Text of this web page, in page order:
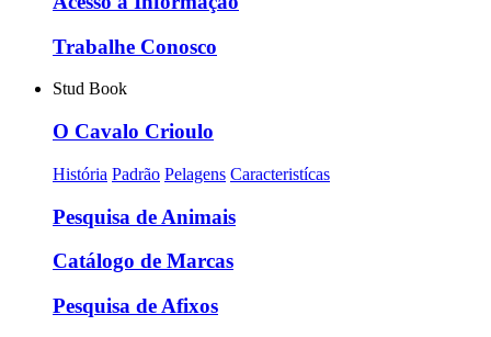
Trabalhe Conosco
Stud Book
O Cavalo Crioulo
História Padrão Pelagens Caracteristícas
Pesquisa de Animais
Catálogo de Marcas
Pesquisa de Afixos